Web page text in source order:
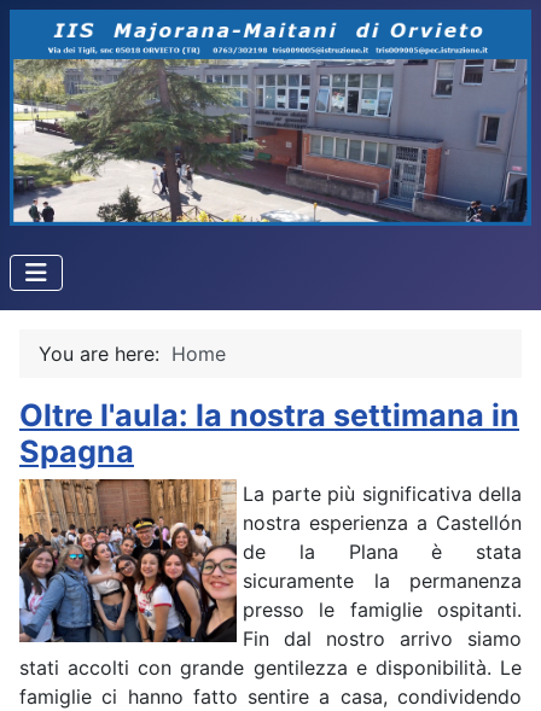
You are here: Home
Oltre l'aula: la nostra settimana in
Spagna
La parte più significativa della
nostra esperienza a Castellón
de la Plana è stata
sicuramente la permanenza
presso le famiglie ospitanti.
Fin dal nostro arrivo siamo
stati accolti con grande gentilezza e disponibilità. Le
famiglie ci hanno fatto sentire a casa, condividendo